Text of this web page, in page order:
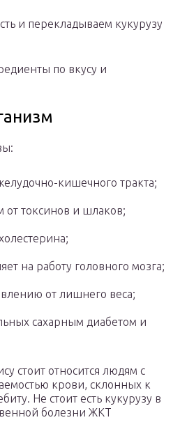
и перекладываем кукурузу
по вкусу и
кишечного тракта;
от токсинов и шлаков;
на работу головного мозга;
от лишнего веса;
сахарным диабетом и
стоит относится людям с
крови, склонных к
Не стоит есть кукурузу в
болезни ЖКТ